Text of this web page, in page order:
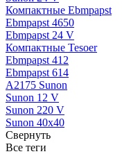
Компактные Ebmpapst
Ebmpapst 4650
Ebmpapst 24 V
Компактные Tesoer
Ebmpapst 412
Ebmpapst 614
A2175 Sunon
Sunon 12 V
Sunon 220 V
Sunon 40x40
Свернуть
Все теги